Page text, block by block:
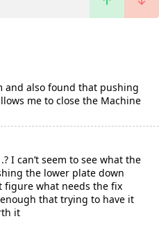
and also found that pushing
me to close the Machine
I can’t seem to see what the
the lower plate down
figure what needs the fix
that trying to have it
it